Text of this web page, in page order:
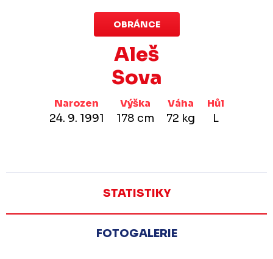
OBRÁNCE
Aleš
Sova
Narozen
24. 9. 1991
Výška
178 cm
Váha
72 kg
Hůl
L
STATISTIKY
FOTOGALERIE